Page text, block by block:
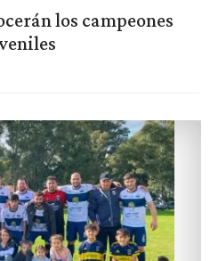
los campeones